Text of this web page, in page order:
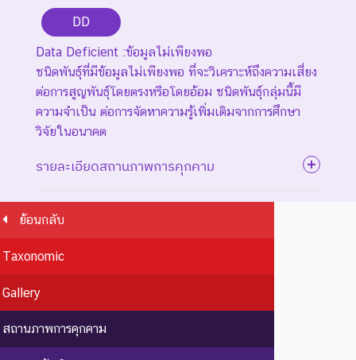
DD
Data Deficient :ข้อมูลไม่เพียงพอ
ชนิดพันธุ์ที่มีข้อมูลไม่เพียงพอ ที่จะวิเคราะห์ถึงความเสี่ยง
ต่อการสูญพันธุ์โดยตรงหรือโดยอ้อม ชนิดพันธุ์กลุ่มนี้มี
ความจำเป็น ต่อการจัดหาความรู้เพิ่มเติมจากการศึกษา
วิจัยในอนาคต
รายละเอียดสถานภาพการคุกคาม
ระดับความรุนแรง : สูญพันธุ์
EX : Extinct
EW :
สูญพันธุ์
ชนิดพันธุ์ที่ไม่มีรายงานว่าพบ
ย้อนกลับ
Taxonomic
Gallery
สถานภาพการคุกคาม